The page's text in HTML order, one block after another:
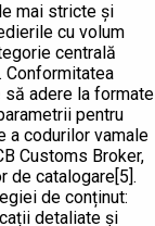
mai stricte și
cu volum
centrală
Conformitatea
să adere la formate
pentru
a codurilor vamale
Customs Broker,
de catalogare[5].
de conținut:
detaliate și